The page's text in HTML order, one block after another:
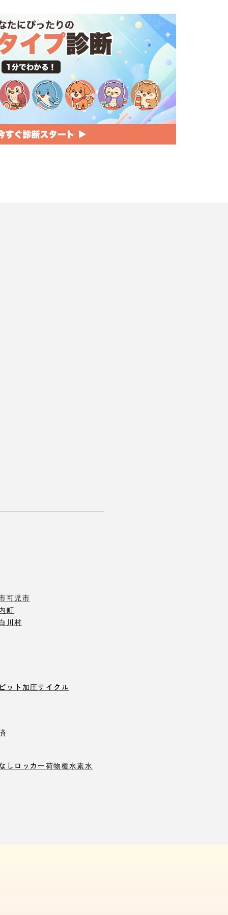
可児市
町
川村
ット 加圧サイクル
しロッカー荷物棚水素水